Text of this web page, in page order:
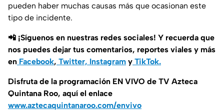
pueden haber muchas causas más que ocasionan este
tipo de incidente.
📲 ¡Síguenos en nuestras redes sociales! Y recuerda que
nos puedes dejar tus comentarios, reportes viales y más
en Facebook, Twitter, Instagram y TikTok.
Disfruta de la programación EN VIVO de TV Azteca
Quintana Roo, aquí el enlace
www.aztecaquintanaroo.com/envivo